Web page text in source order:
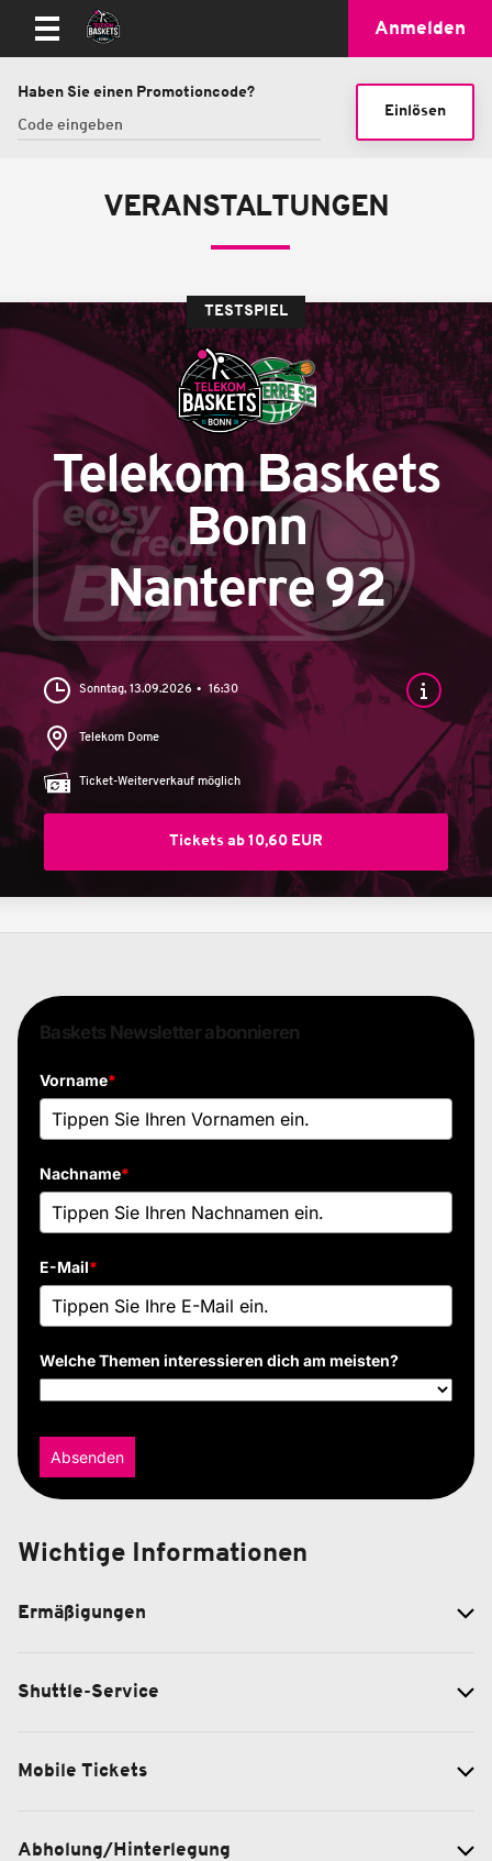
Anmelden
Haben Sie einen Promotioncode?
Einlösen
VERANSTALTUNGEN
TESTSPIEL
Telekom Baskets
Bonn
Nanterre 92
Sonntag, 13.09.2026 16:30
Telekom Dome
Ticket-Weiterverkauf möglich
Tickets ab 10,60 EUR
Baskets Newsletter abonnieren
Vorname*
Nachname*
E-Mail*
Welche Themen interessieren dich am meisten?
Absenden
Wichtige Informationen
Ermäßigungen
Shuttle-Service
Mobile Tickets
Abholung/Hinterlegung